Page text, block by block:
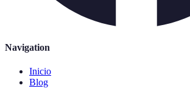
Navigation
Inicio
Blog